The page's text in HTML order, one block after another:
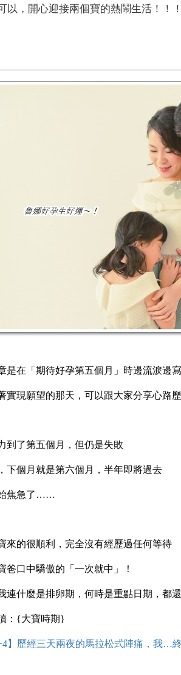
以，開心迎接兩個寶的熱鬧生活！！！
是在「期待好孕第五個月」時邊流淚邊
實現願望的那天，可以跟大家分享心路
到了第五個月，但仍是失敗
下個月就是第六個月，半年即將過去
焦急了……
來的很順利，完全沒有經歷過任何等待
爸口中驕傲的「一次就中」！
連什麼是排卵期，何時是重點日期，都
：{大寶時期}
+4】歷經三天兩夜的馬拉松式陣痛，我…